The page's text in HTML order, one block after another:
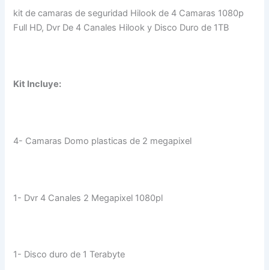
kit de camaras de seguridad Hilook de 4 Camaras 1080p
Full HD, Dvr De 4 Canales Hilook y Disco Duro de 1TB
Kit Incluye:
4- Camaras Domo plasticas de 2 megapixel
1- Dvr 4 Canales 2 Megapixel 1080pl
1- Disco duro de 1 Terabyte